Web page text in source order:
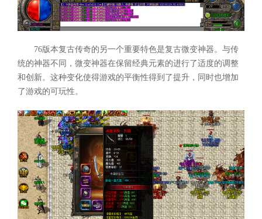
76版本复古传奇的另一个重要特色是复古微变神器。与传
统的神器不同，微变神器在保留经典元素的进行了适度的调整
和创新。这种变化使得游戏的平衡性得到了提升，同时也增加
了游戏的可玩性。